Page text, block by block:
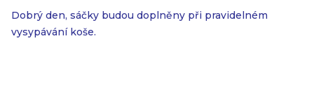
Dobrý den, sáčky budou doplněny při pravidelném
vysypávání koše.